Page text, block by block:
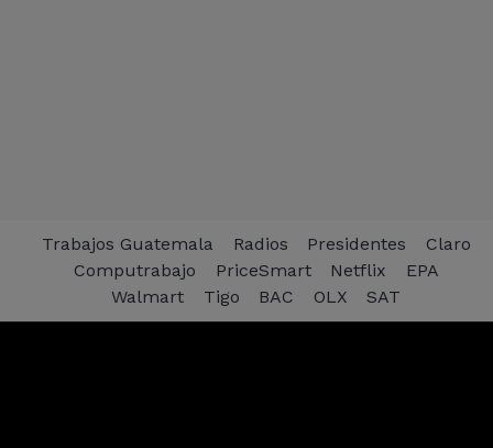
Trabajos Guatemala Radios Presidentes
Claro
Computrabajo
PriceSmart Netflix
EPA
Walmart
Tigo BAC OLX SAT